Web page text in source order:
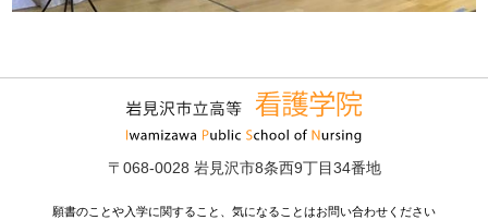
〒068-0028 岩見沢市8条西9丁目34番地
願書のことや入学に関すること、気になることはお問い合わせください